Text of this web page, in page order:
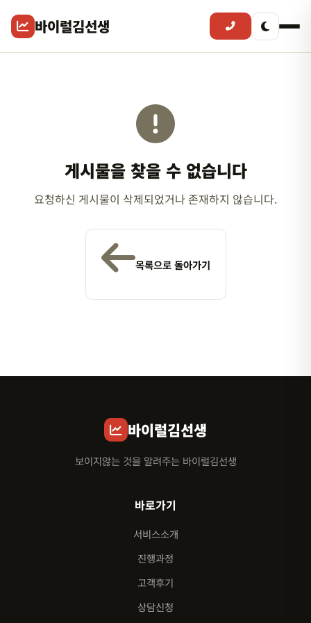
바이럴김선생
게시물을 찾을 수 없습니다
요청하신 게시물이 삭제되었거나 존재하지 않습니다.
목록으로 돌아가기
바이럴김선생
보이지않는 것을 알려주는 바이럴김선생
바로가기
서비스소개
진행과정
고객후기
상담신청